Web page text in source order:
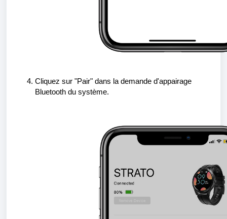
Cliquez sur "Pair" dans la demande d'appairage
Bluetooth du système.